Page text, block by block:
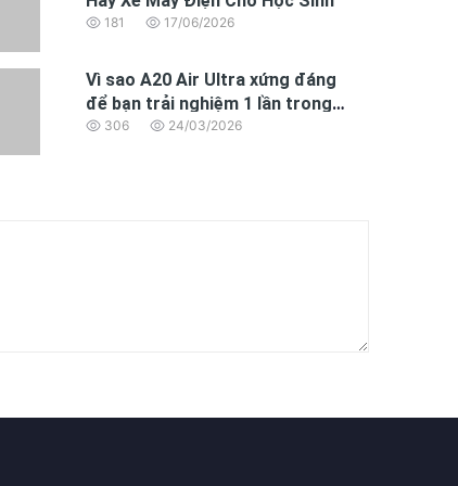
181 17/06/2026
Vì sao A20 Air Ultra xứng đáng
để bạn trải nghiệm 1 lần trong
đời.306 24/03/2026